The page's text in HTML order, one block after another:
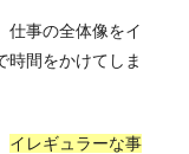
仕事の全体像をイ
時間をかけてしま
イレギュラーな事